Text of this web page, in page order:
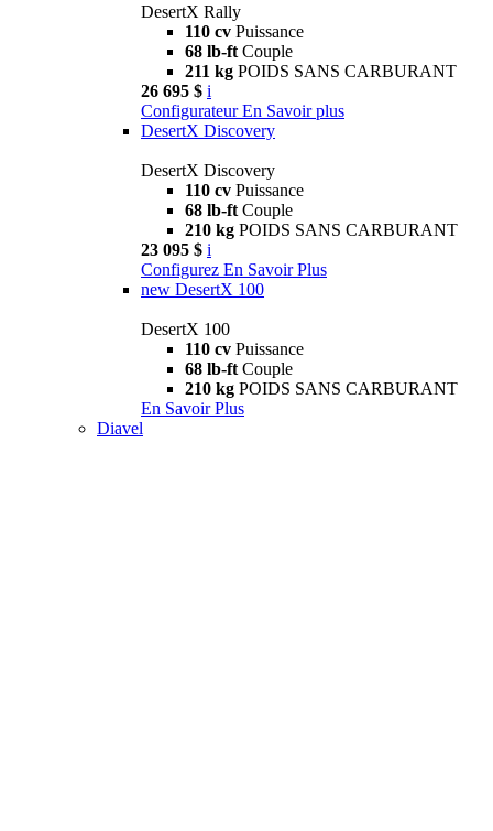
DesertX Rally
110 cv Puissance
68 lb-ft Couple
211 kg POIDS SANS CARBURANT
26 695 $ i
Configurateur En Savoir plus
DesertX Discovery
DesertX Discovery
110 cv Puissance
68 lb-ft Couple
210 kg POIDS SANS CARBURANT
23 095 $ i
Configurez En Savoir Plus
new DesertX 100
DesertX 100
110 cv Puissance
68 lb-ft Couple
210 kg POIDS SANS CARBURANT
En Savoir Plus
Diavel